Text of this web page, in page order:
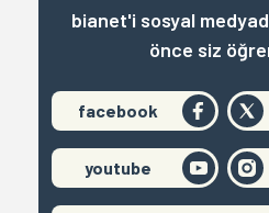
bianet'i sosyal
önce siz
facebook
youtube